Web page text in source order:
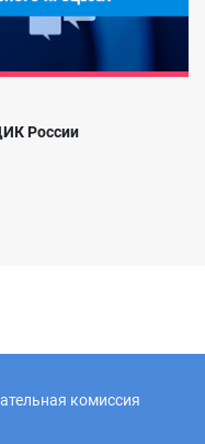
России
комиссия